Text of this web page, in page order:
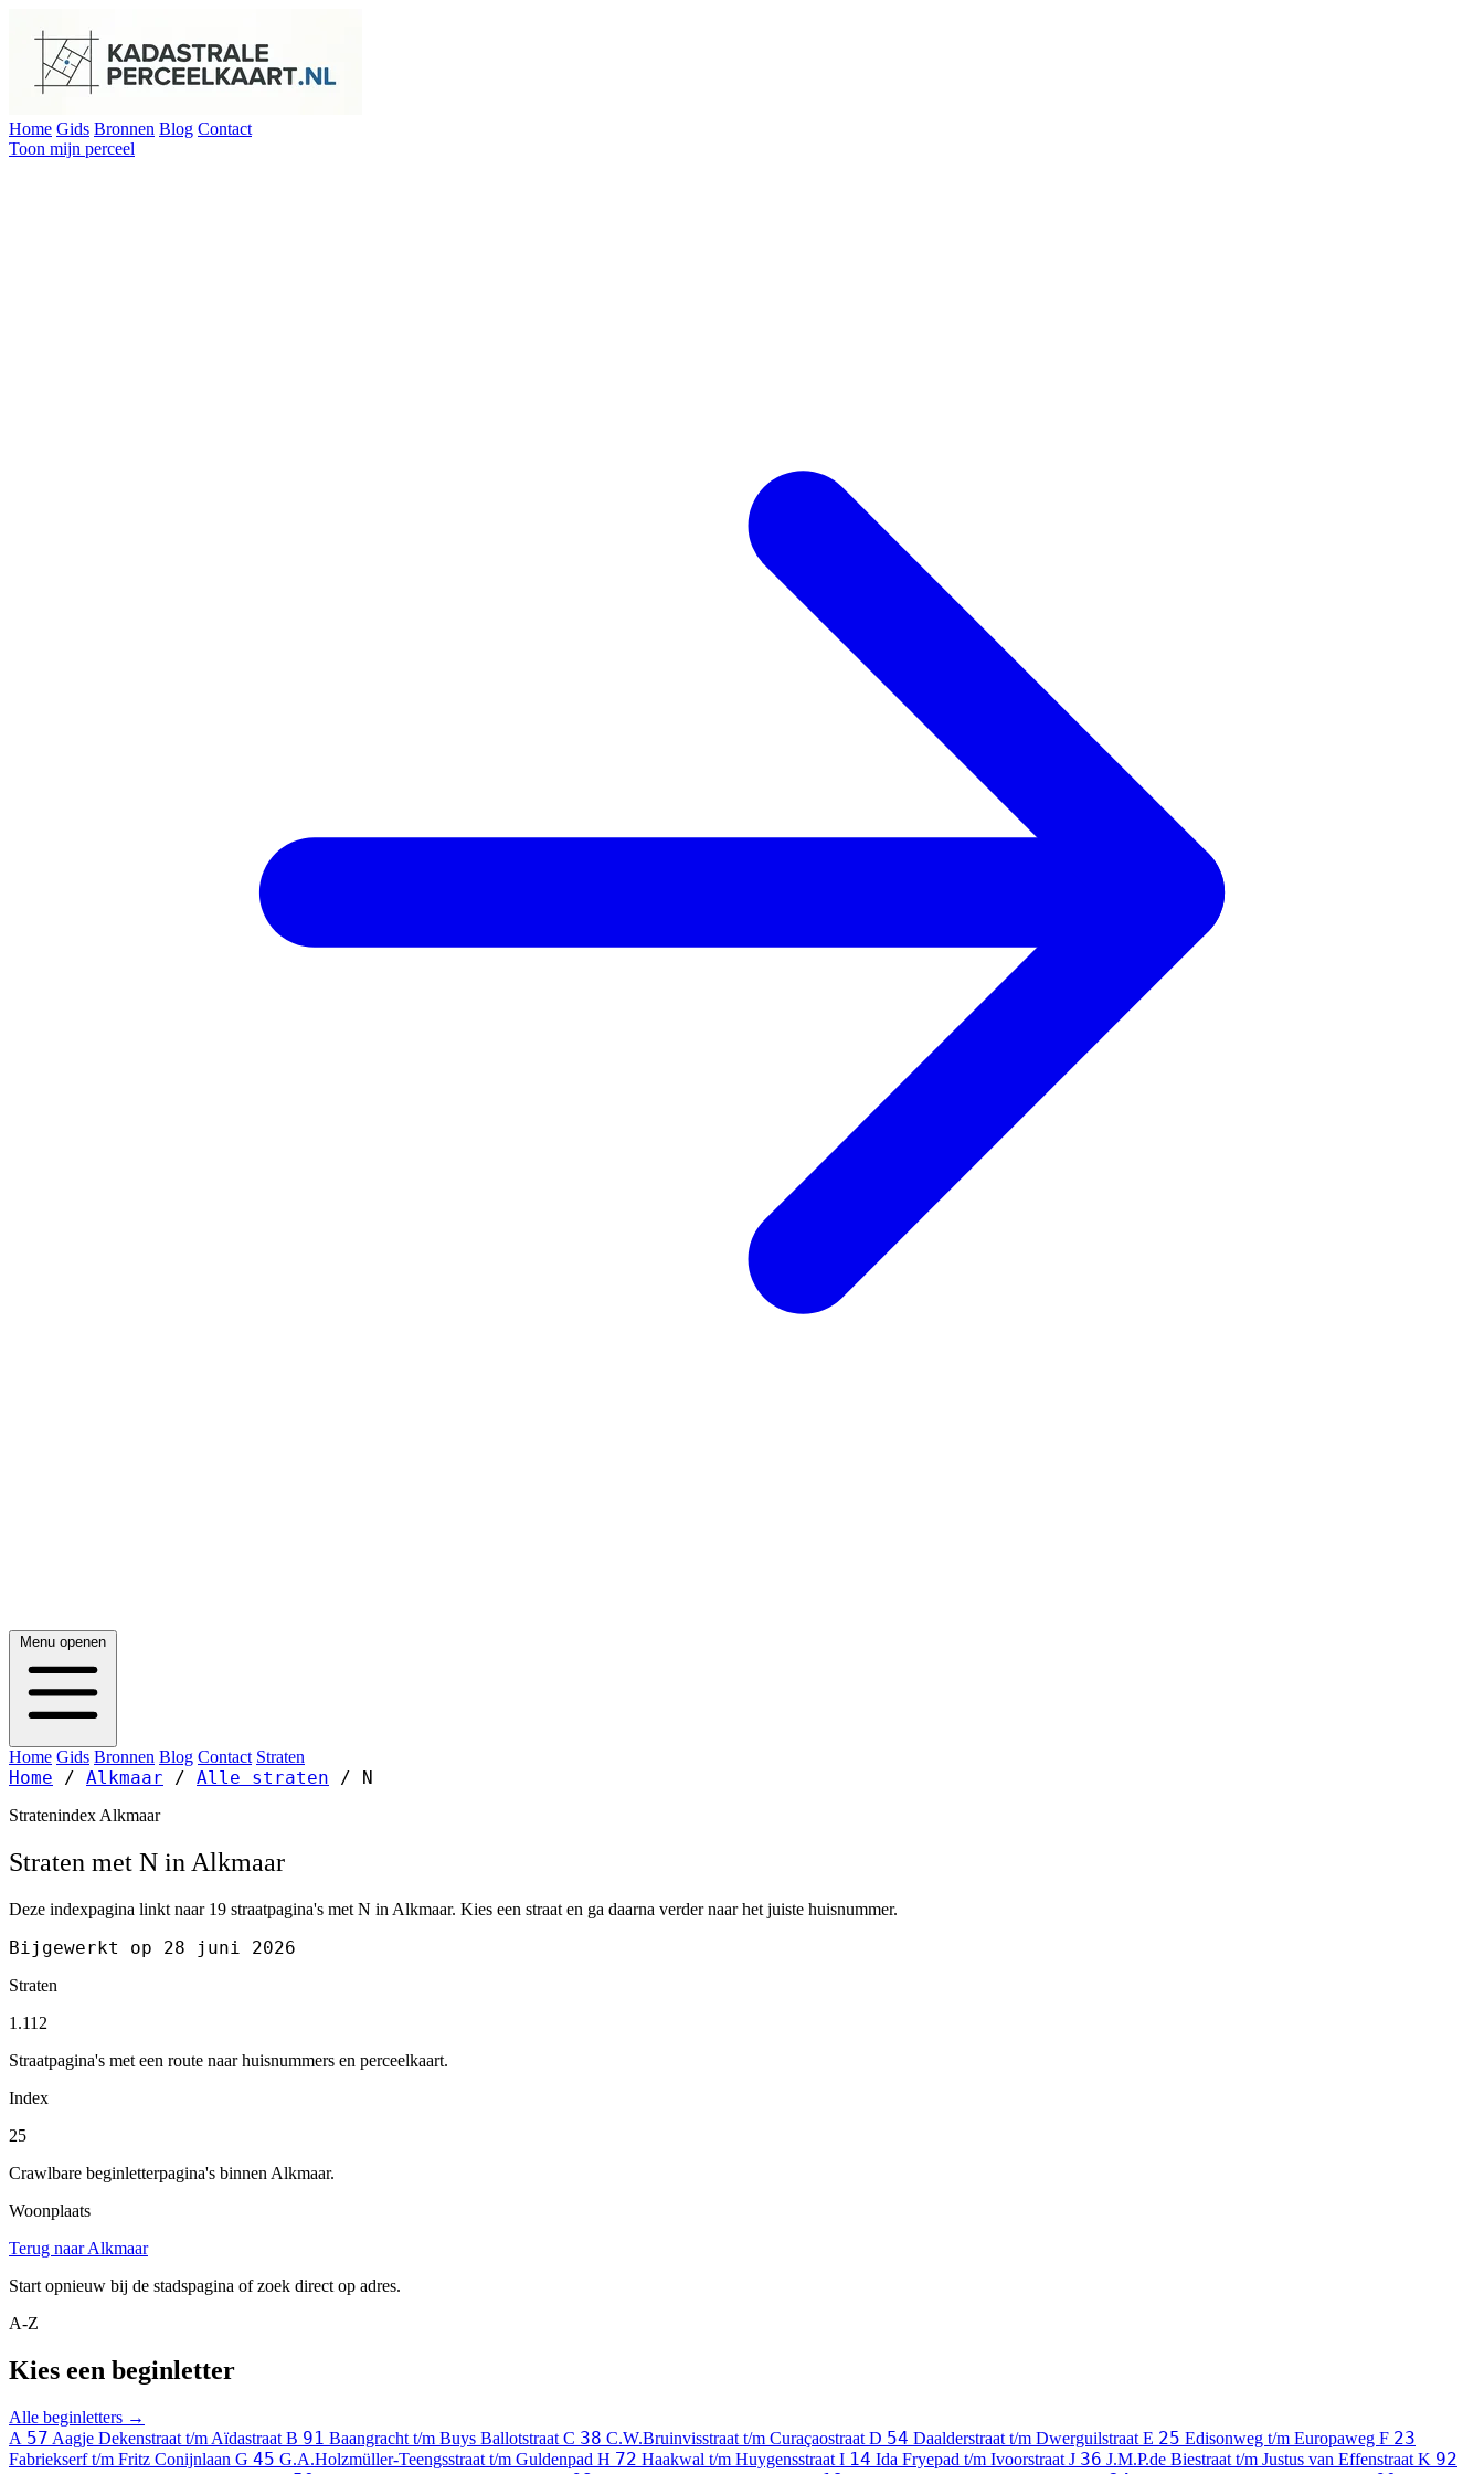
Home Gids Bronnen Blog Contact
Toon mijn perceel
Menu openen
Home Gids Bronnen Blog Contact Straten
Home / Alkmaar / Alle straten / N
Stratenindex Alkmaar
Straten met N in Alkmaar
Deze indexpagina linkt naar 19 straatpagina's met N in Alkmaar. Kies een straat en ga daarna verder naar het juiste huisnummer.
Bijgewerkt op 28 juni 2026
Straten
1.112
Straatpagina's met een route naar huisnummers en perceelkaart.
Index
25
Crawlbare beginletterpagina's binnen Alkmaar.
Woonplaats
Terug naar Alkmaar
Start opnieuw bij de stadspagina of zoek direct op adres.
A-Z
Kies een beginletter
Alle beginletters →
A 57 Aagje Dekenstraat t/m Aïdastraat B 91 Baangracht t/m Buys Ballotstraat C 38 C.W.Bruinvisstraat t/m Curaçaostraat D 54 Daalderstraat t/m Dwerguilstraat E 25 Edisonweg t/m Europaweg F 23
Fabriekserf t/m Fritz Conijnlaan G 45 G.A.Holzmüller-Teengsstraat t/m Guldenpad H 72 Haakwal t/m Huygensstraat I 14 Ida Fryepad t/m Ivoorstraat J 36 J.M.P.de Biestraat t/m Justus van Effenstraat K 92